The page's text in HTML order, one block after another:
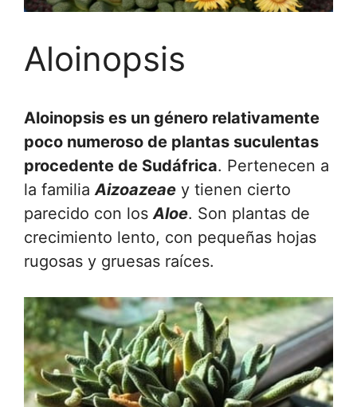
Aloinopsis
Aloinopsis es un género relativamente
poco numeroso de plantas suculentas
procedente de Sudáfrica. Pertenecen a
la familiaAizoazeae y tienen cierto
parecido con losAloe. Son plantas de
crecimiento lento, con pequeñas hojas
rugosas y gruesas raíces.